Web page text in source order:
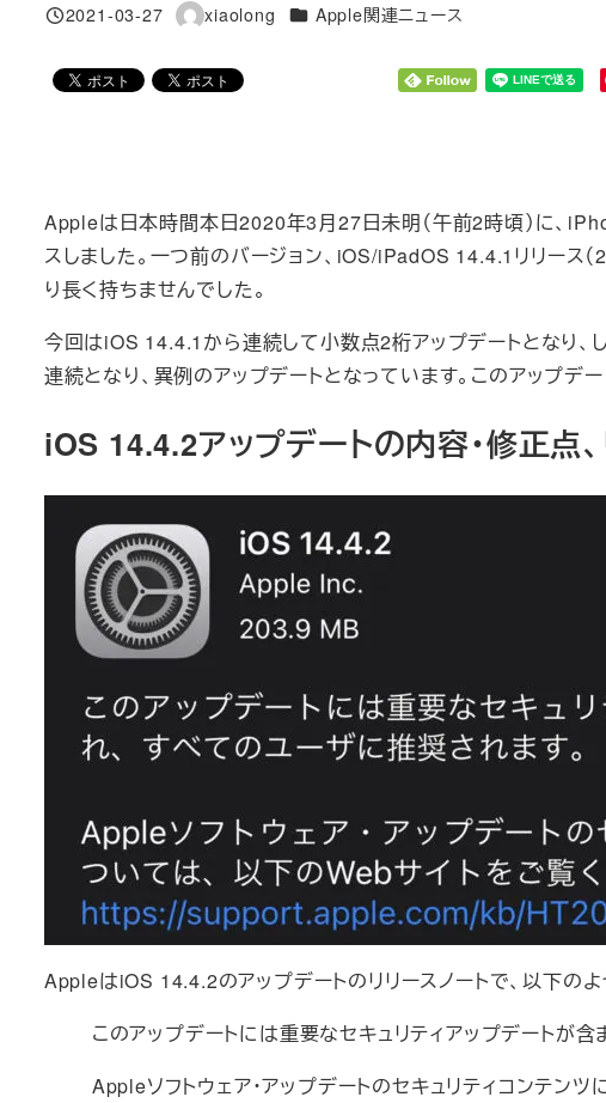
投稿日
2021-03-27
著
xiaolong カテゴリー
Apple関連ニュース
Appleは日本時間本日2020年3月27日未明（午前2時頃）に、
スしました。一つ前のバージョン、iOS/iPadOS 14.4.1リリース
り長く持ちませんでした。
今回はiOS 14.4.1から連続して小数点2桁アップデートとなり、
連続となり、異例のアップデートとなっています。このアップデ
iOS 14.4.2アップデートの内容・修正点
AppleはiOS 14.4.2のアップデートのリリースノートで、以下のよ
このアップデートには重要なセキュリティアップデートが
Appleソフトウェア・アップデートのセキュリティコンテン